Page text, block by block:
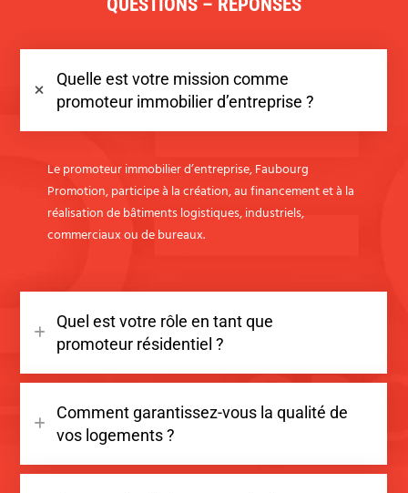
QUESTIONS – RÉPONSES
Quelle est votre mission comme
promoteur immobilier d’entreprise ?
Le promoteur immobilier d’entreprise, Faubourg
Promotion, participe à la création, au financement et à la
réalisation de bâtiments logistiques, industriels,
commerciaux ou de bureaux.
Quel est votre rôle en tant que
promoteur résidentiel ?
Comment garantissez-vous la qualité de
vos logements ?